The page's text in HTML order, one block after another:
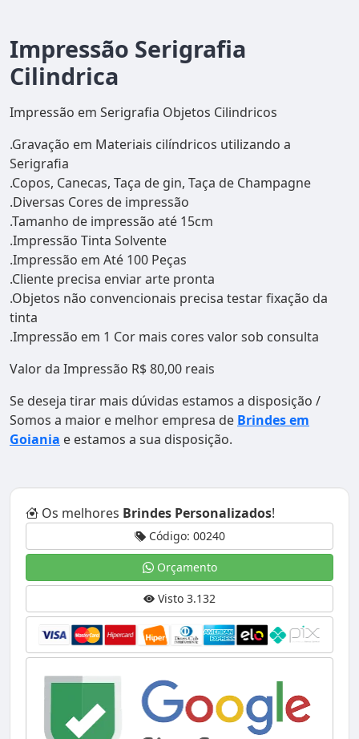
Impressão Serigrafia
Cilindrica
Impressão em Serigrafia Objetos Cilindricos
.Gravação em Materiais cilíndricos utilizando a
Serigrafia
.Copos, Canecas, Taça de gin, Taça de Champagne
.Diversas Cores de impressão
.Tamanho de impressão até 15cm
.Impressão Tinta Solvente
.Impressão em Até 100 Peças
.Cliente precisa enviar arte pronta
.Objetos não convencionais precisa testar fixação da
tinta
.Impressão em 1 Cor mais cores valor sob consulta
Valor da Impressão R$ 80,00 reais
Se deseja tirar mais dúvidas estamos a disposição /
Somos a maior e melhor empresa de Brindes em
Goiania e estamos a sua disposição.
Os melhores Brindes Personalizados!
Código: 00240
Orçamento
Visto 3.132